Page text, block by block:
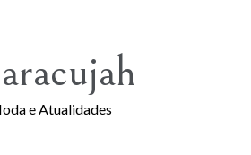
e Atualidades